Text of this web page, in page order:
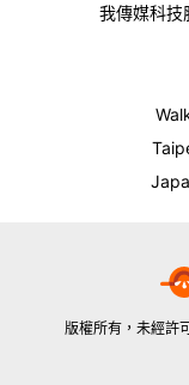
我傳媒科技
版權所有，未經許